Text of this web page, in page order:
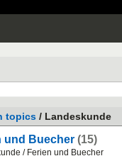
topics / Landeskunde
und Buecher (15)
/ Ferien und Buecher